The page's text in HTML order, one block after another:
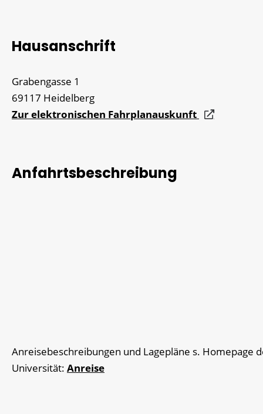
Hausanschrift
Grabengasse 1
69117 Heidelberg
Zur elektronischen Fahrplanauskunft
Anfahrtsbeschreibung
Anreisebeschreibungen und Lagepläne s. Homepage
Universität: Anreise